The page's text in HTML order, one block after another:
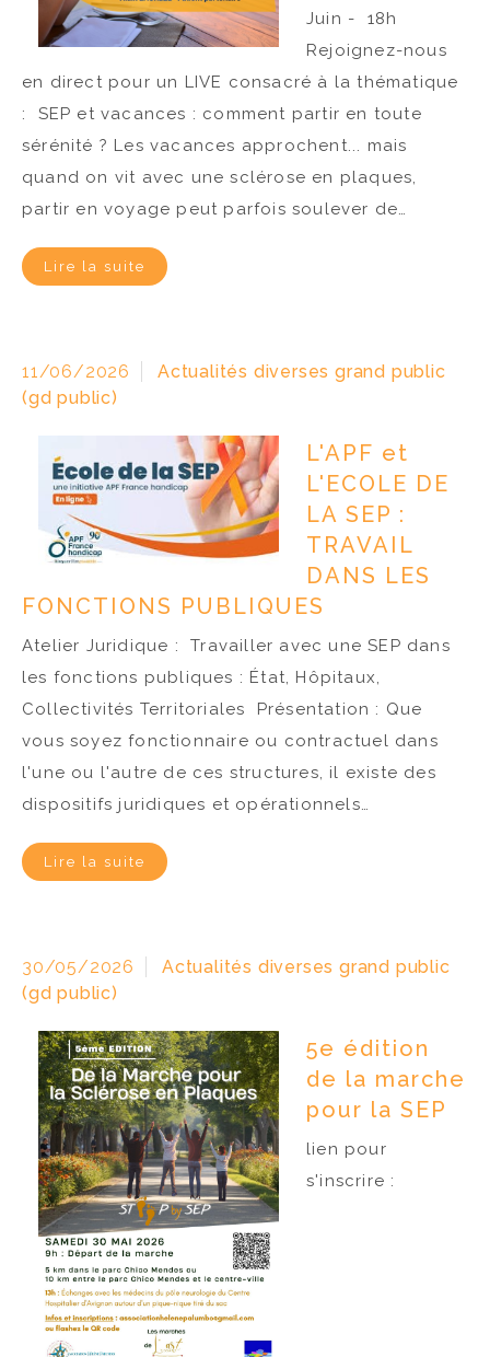
Juin - 18h
Rejoignez-nous
en direct pour un LIVE consacré à la thématique
: SEP et vacances : comment partir en toute
sérénité ? Les vacances approchent... mais
quand on vit avec une sclérose en plaques,
partir en voyage peut parfois soulever de…
Lire la suite
11/06/2026
Actualités diverses grand public
(gd public)
L'APF et
L'ECOLE DE
LA SEP :
TRAVAIL
DANS LES
FONCTIONS PUBLIQUES
Atelier Juridique : Travailler avec une SEP dans
les fonctions publiques : État, Hôpitaux,
Collectivités Territoriales Présentation : Que
vous soyez fonctionnaire ou contractuel dans
l'une ou l'autre de ces structures, il existe des
dispositifs juridiques et opérationnels…
Lire la suite
30/05/2026
Actualités diverses grand public
(gd public)
5e édition
de la marche
pour la SEP
lien pour
s'inscrire :